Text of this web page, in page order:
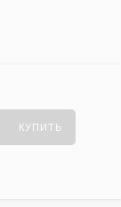
КУПИТЬ